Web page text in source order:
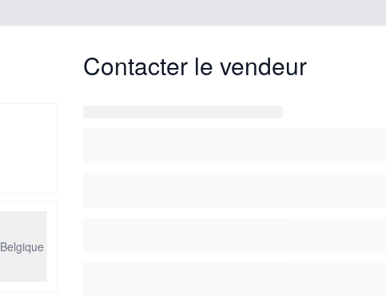
Belgique
Contacter le vendeur